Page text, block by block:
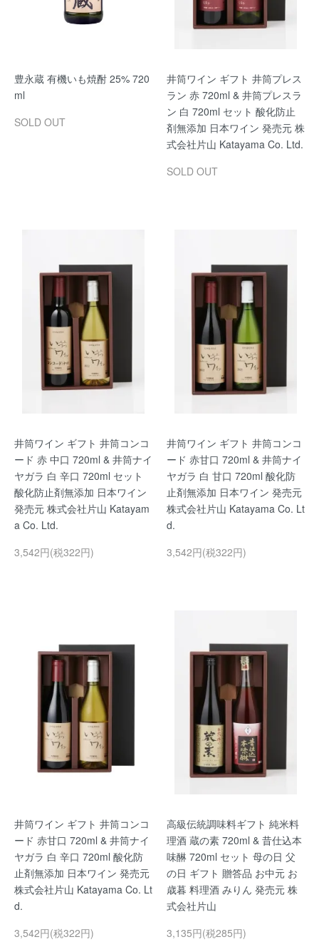
豊永蔵 有機いも焼酎 25% 720
ml
SOLD OUT
井筒ワイン ギフト 井筒プレス
ラン 赤 720ml & 井筒プレスラ
ン 白 720ml セット 酸化防止
剤無添加 日本ワイン 発売元 株
式会社片山 Katayama Co. Ltd.
SOLD OUT
井筒ワイン ギフト 井筒コンコ
ード 赤 中口 720ml & 井筒ナイ
ヤガラ 白 辛口 720ml セット
酸化防止剤無添加 日本ワイン
発売元 株式会社片山 Katayam
a Co. Ltd.
3,542円(税322円)
井筒ワイン ギフト 井筒コンコ
ード 赤甘口 720ml & 井筒ナイ
ヤガラ 白 甘口 720ml 酸化防
止剤無添加 日本ワイン 発売元
株式会社片山 Katayama Co. Lt
d.
3,542円(税322円)
井筒ワイン ギフト 井筒コンコ
ード 赤甘口 720ml & 井筒ナイ
ヤガラ 白 辛口 720ml 酸化防
止剤無添加 日本ワイン 発売元
株式会社片山 Katayama Co. Lt
d.
3,542円(税322円)
高級伝統調味料ギフト 純米料
理酒 蔵の素 720ml & 昔仕込本
味醂 720ml セット 母の日 父
の日 ギフト 贈答品 お中元 お
歳暮 料理酒 みりん 発売元 株
式会社片山
3,135円(税285円)